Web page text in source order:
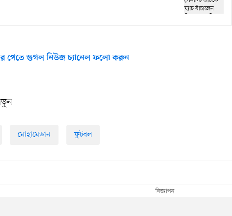
পেতে গুগল নিউজ চ্যানেল ফলো করুন
মোহামেডান ফুটবল